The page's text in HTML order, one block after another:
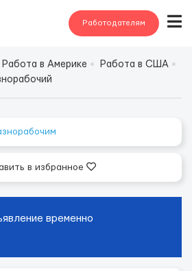
Работодателям
Работа в Америке
Работа в США
в избранное
временно